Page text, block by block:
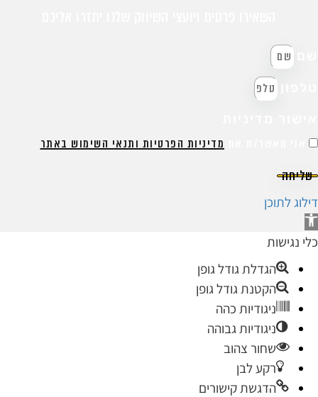
אני מאשר/ת את
מדיניות הפרטיות ותנאי השימוש באתר
שליחה
לתוכן
נגישות
הגדלת גודל גופן
הקטנת גודל גופן
ניגודיות כהה
ניגודיות גבוהה
שחור צהוב
רקע לבן
הדגשת קישורים